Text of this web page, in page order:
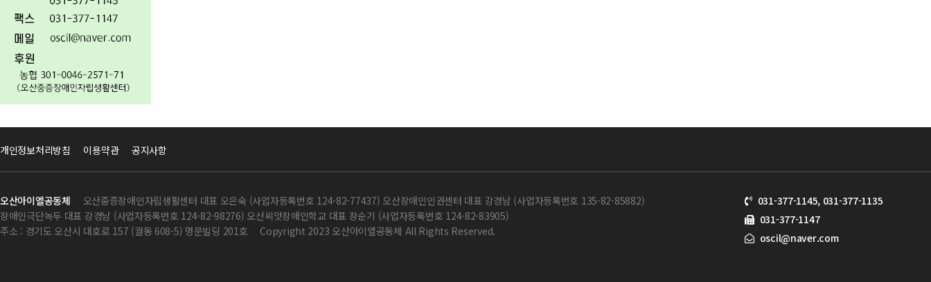
개인정보처리방침 이용약관 공지사항
오산아이엘공동체
오산중증장애인자립생활센터 대표 오은숙 (사업자등록번호 124-82-77437) 오산장애인인권센터 대표 강경남 (사업자등록번호 135-82-85882)
장애인극단녹두 대표 강경남 (사업자등록번호 124-82-98276) 오산씨앗장애인학교 대표 장순기 (사업자등록번호 124-82-83905)
주소 : 경기도 오산시 대호로 157 (궐동 608-5) 명문빌딩 201호
Copyright 2023 오산아이엘공동체 All Rights Reserved.
031-377-1145, 031-377-1135
031-377-1147
oscil@naver.com